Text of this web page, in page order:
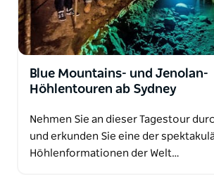
Blue Mountains- und Jenolan-
Höhlentouren ab Sydney
Nehmen Sie an dieser Tagestour
und erkunden Sie eine der
Höhlenformationen der Welt…